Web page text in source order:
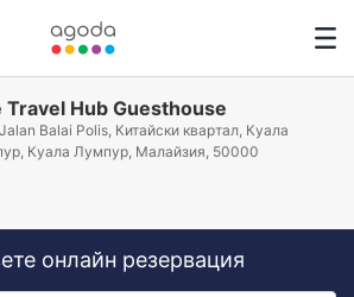
Travel Hub Guesthouse
Balai Polis, Китайски квартал, Куала
Куала Лумпур, Малайзия, 50000
онлайн резервация